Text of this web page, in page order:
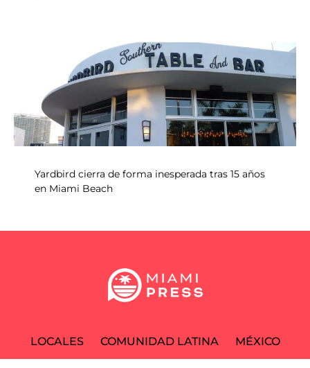
Yardbird cierra de forma inesperada tras 15 años
en Miami Beach
LOCALES COMUNIDAD LATINA MÉXICO